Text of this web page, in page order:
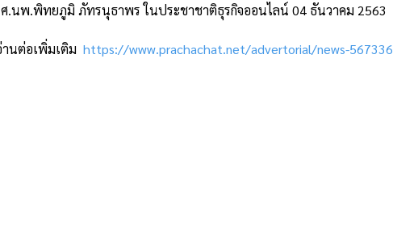
ศ.นพ.พิทยภูมิ ภัทรนุธาพร ในประชาชาติธุรกิจออนไลน์ 04 ธันวาคม 2563
านต่อเพิ่มเติม https://www.prachachat.net/advertorial/news-567336